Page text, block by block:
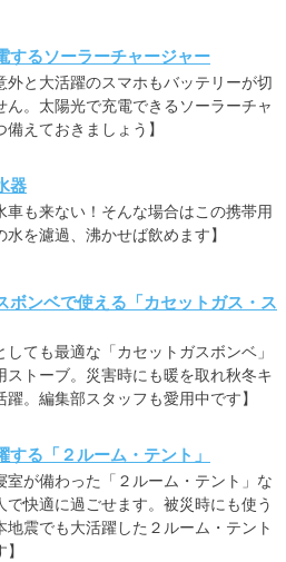
するソーラーチャージャー
外と大活躍のスマホもバッテリーが切
ん。太陽光で充電できるソーラーチャ
えておきましょう】
器
車も来ない！そんな場合はこの携帯用
を濾過、沸かせば飲めます】
ボンベで使える「カセットガス・ス
しても最適な「カセットガスボンベ」
ストーブ。災害時にも暖を取れ秋冬キ
躍。編集部スタッフも愛用中です】
する「２ルーム・テント」
室が備わった「２ルーム・テント」な
で快適に過ごせます。被災時にも使う
地震でも大活躍した２ルーム・テント